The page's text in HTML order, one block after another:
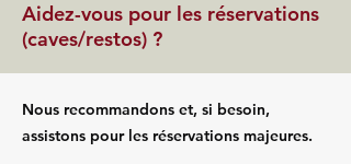
Aidez-vous pour les réservations
(caves/restos) ?
Nous recommandons et, si besoin,
assistons pour les réservations majeures.